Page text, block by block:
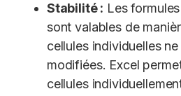
Stabilité : Les
sont valables de
cellules individuelles
modifiées. Excel
cellules